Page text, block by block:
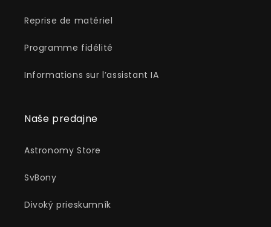
Reprise de matériel
Programme fidélité
Informations sur l’assistant IA
Naše predajne
Astronomy Store
SvBony
Divoký prieskumník